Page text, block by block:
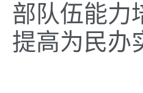
部队伍能力
提高为民办